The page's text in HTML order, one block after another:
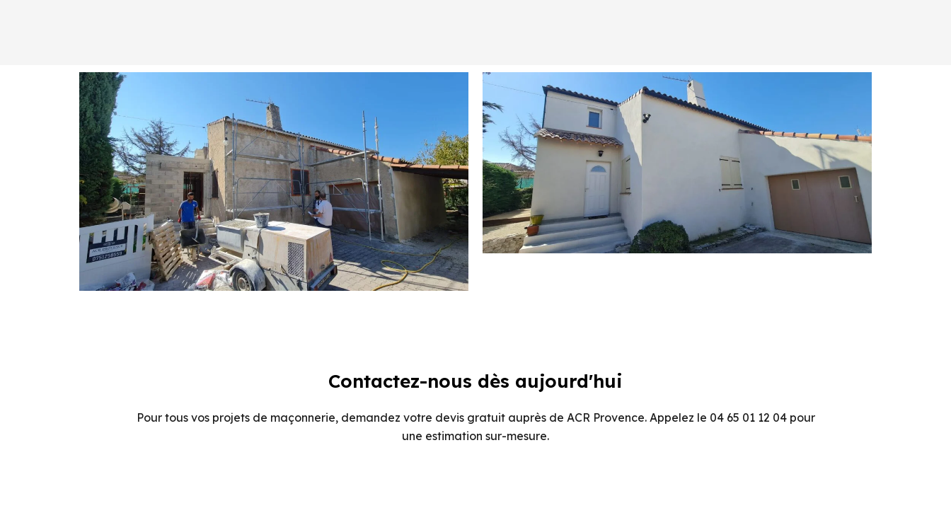
Contactez-nous dès aujourd'hui
Pour tous vos projets de maçonnerie, demandez votre devis gratuit auprès de ACR Provence. Appelez le 04 65 01 12 04 pour
une estimation sur-mesure.